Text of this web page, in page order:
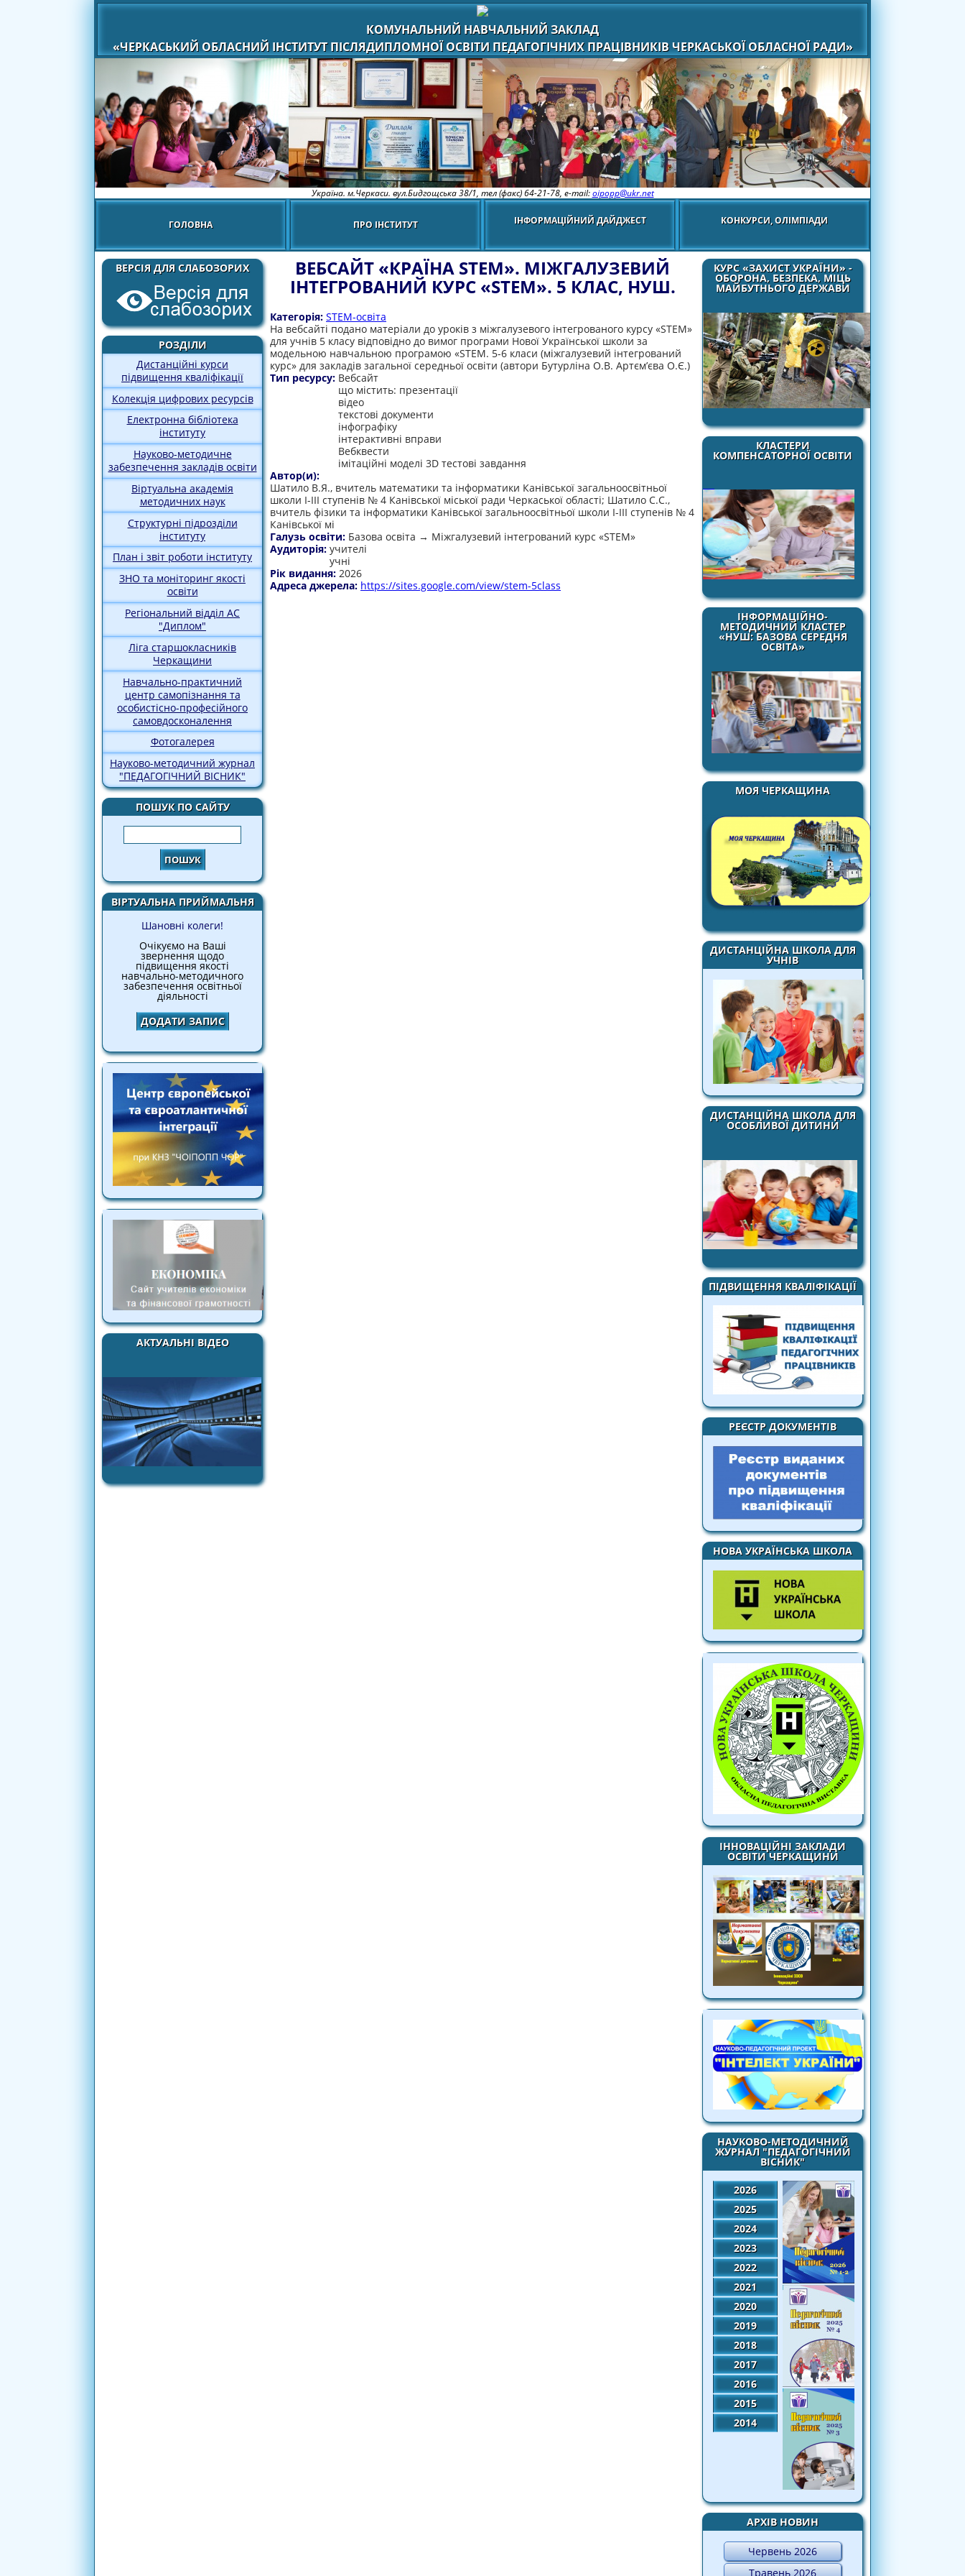
КОМУНАЛЬНИЙ НАВЧАЛЬНИЙ ЗАКЛАД
«ЧЕРКАСЬКИЙ ОБЛАСНИЙ ІНСТИТУТ ПІСЛЯДИПЛОМНОЇ ОСВІТИ ПЕДАГОГІЧНИХ ПРАЦІВНИКІВ ЧЕРКАСЬКОЇ ОБЛАСНОЇ РАДИ»
Україна. м.Черкаси. вул.Бидгощська 38/1, тел (факс) 64-21-78, e-mail:oipopp@ukr.net
ГОЛОВНА ПРО ІНСТИТУТ ІНФОРМАЦІЙНИЙ ДАЙДЖЕСТ КОНКУРСИ, ОЛІМПІАДИ
ВЕРСІЯ ДЛЯ СЛАБОЗОРИХ
РОЗДІЛИ
Дистанційні курси
підвищення кваліфікації
Колекція цифрових ресурсів
Електронна бібліотека
інституту
Науково-методичне
забезпечення закладів освіти
Віртуальна академія
методичних наук
Структурні підрозділи
інституту
План і звіт роботи інституту
ЗНО та моніторинг якості
освіти
Регіональний відділ АС
"Диплом"
Ліга старшокласників
Черкащини
Навчально-практичний
центр самопізнання та
особистісно-професійного
самовдосконалення
Фотогалерея
Науково-методичний журнал
"ПЕДАГОГІЧНИЙ ВІСНИК"
ПОШУК ПО САЙТУ
Пошук
ВІРТУАЛЬНА ПРИЙМАЛЬНЯ
Шановні колеги!
Очікуємо на Ваші
звернення щодо
підвищення якості
навчально-методичного
забезпечення освітньої
діяльності
ДОДАТИ ЗАПИС
АКТУАЛЬНІ ВІДЕО
КУРС «ЗАХИСТ УКРАЇНИ» -
ОБОРОНА, БЕЗПЕКА, МІЦЬ
МАЙБУТНЬОГО ДЕРЖАВИ
КЛАСТЕРИ
КОМПЕНСАТОРНОЇ ОСВІТИ
ІНФОРМАЦІЙНО-
МЕТОДИЧНИЙ КЛАСТЕР
«НУШ: БАЗОВА СЕРЕДНЯ
ОСВІТА»
МОЯ ЧЕРКАЩИНА
ДИСТАНЦІЙНА ШКОЛА ДЛЯ
УЧНІВ
ДИСТАНЦІЙНА ШКОЛА ДЛЯ
ОСОБЛИВОЇ ДИТИНИ
ПІДВИЩЕННЯ КВАЛІФІКАЦІЇ
РЕЄСТР ДОКУМЕНТІВ
НОВА УКРАЇНСЬКА ШКОЛА
ІННОВАЦІЙНІ ЗАКЛАДИ
ОСВІТИ ЧЕРКАЩИНИ
НАУКОВО-МЕТОДИЧНИЙ
ЖУРНАЛ "ПЕДАГОГІЧНИЙ
ВІСНИК"
2026
2025
2024
2023
2022
2021
2020
2019
2018
2017
2016
2015
2014
АРХІВ НОВИН
Червень 2026
Травень 2026
ВЕБСАЙТ «КРАЇНА STEM». МІЖГАЛУЗЕВИЙ
ІНТЕГРОВАНИЙ КУРС «STEM». 5 КЛАС, НУШ.
Категорія: STEM-освіта
На вебсайті подано матеріали до уроків з міжгалузевого інтегрованого курсу «STEM»
для учнів 5 класу відповідно до вимог програми Нової Української школи за
модельною навчальною програмою «STEM. 5-6 класи (міжгалузевий інтегрований
курс» для закладів загальної середньої освіти (автори Бутурліна О.В. Артєм’єва О.Є.)
Тип ресурсу: Вебсайт
що містить: презентації
відео
текстові документи
інфографіку
інтерактивні вправи
Вебквести
імітаційні моделі 3D тестові завдання
Автор(и):
Шатило В.Я., вчитель математики та інформатики Канівської загальноосвітньої
школи І-ІІІ ступенів № 4 Канівської міської ради Черкаської області; Шатило С.С.,
вчитель фізики та інформатики Канівської загальноосвітньої школи І-ІІІ ступенів № 4
Канівської мі
Галузь освіти: Базова освіта → Міжгалузевий інтегрований курс «STEM»
Аудиторія: учителі
учні
Рік видання: 2026
Адреса джерела: https://sites.google.com/view/stem-5class